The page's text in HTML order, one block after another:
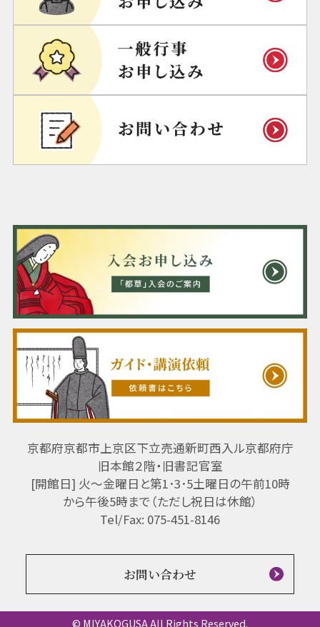
京都府京都市上京区下立売通新町西入ル京都府庁
旧本館２階・旧書記官室
[開館日] 火～金曜日と第1･3･5土曜日の午前10時
から午後5時まで（ただし祝日は休館）
Tel/Fax: 075-451-8146
お問い合わせ
© MIYAKOGUSA All Rights Reserved.